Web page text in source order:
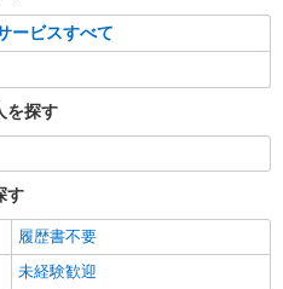
〜 ※残業代支給 ★交通費別途支給
円支給(規定有) お友達を紹介
（規程有）★ ゜・。○。・゜
+゜
気機種に詳しくなれる携帯販
円〜256438円（経験・能力によ
ービスすべて
を探す
す
履歴書不要
未経験歓迎